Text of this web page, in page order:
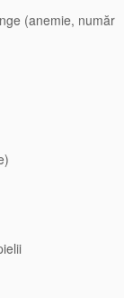
(anemie, număr